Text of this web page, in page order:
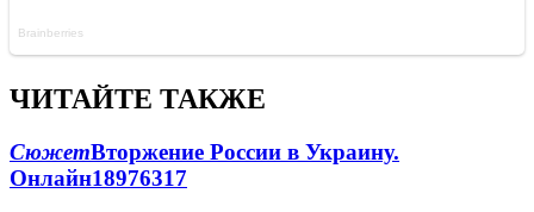
ЧИТАЙТЕ ТАКЖЕ
СюжетВторжение России в Украину.
Онлайн18976317